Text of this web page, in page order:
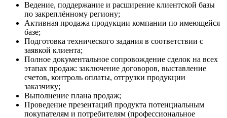
Ведение, поддержание и расширение клиентской базы
по закреплённому региону;
Активная продажа продукции компании по имеющейся
базе;
Подготовка технического задания в соответствии с
заявкой клиента;
Полное документальное сопровождение сделок на всех
этапах продаж: заключение договоров, выставление
счетов, контроль оплаты, отгрузки продукции
заказчику;
Выполнение плана продаж;
Проведение презентаций продукта потенциальным
покупателям и потребителям (профессиональное